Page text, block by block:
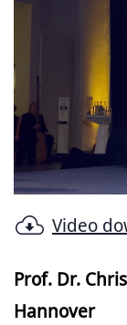
Video
Prof. Dr.
Hannover